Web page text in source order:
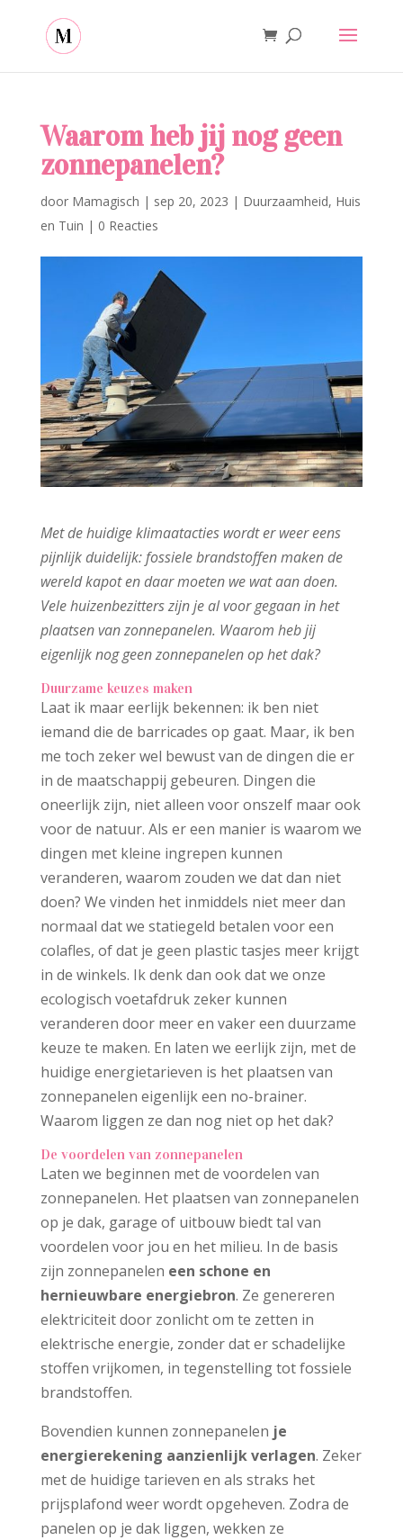
Waarom heb jij nog geen
zonnepanelen?
door Mamagisch | sep 20, 2023 | Duurzaamheid, Huis
en Tuin | 0 Reacties
Met de huidige klimaatacties wordt er weer eens
pijnlijk duidelijk: fossiele brandstoffen maken de
wereld kapot en daar moeten we wat aan doen.
Vele huizenbezitters zijn je al voor gegaan in het
plaatsen van zonnepanelen. Waarom heb jij
eigenlijk nog geen zonnepanelen op het dak?
Duurzame keuzes maken
Laat ik maar eerlijk bekennen: ik ben niet
iemand die de barricades op gaat. Maar, ik ben
me toch zeker wel bewust van de dingen die er
in de maatschappij gebeuren. Dingen die
oneerlijk zijn, niet alleen voor onszelf maar ook
voor de natuur. Als er een manier is waarom we
dingen met kleine ingrepen kunnen
veranderen, waarom zouden we dat dan niet
doen? We vinden het inmiddels niet meer dan
normaal dat we statiegeld betalen voor een
colafles, of dat je geen plastic tasjes meer krijgt
in de winkels. Ik denk dan ook dat we onze
ecologisch voetafdruk zeker kunnen
veranderen door meer en vaker een duurzame
keuze te maken. En laten we eerlijk zijn, met de
huidige energietarieven is het plaatsen van
zonnepanelen eigenlijk een no-brainer.
Waarom liggen ze dan nog niet op het dak?
De voordelen van zonnepanelen
Laten we beginnen met de voordelen van
zonnepanelen. Het plaatsen van zonnepanelen
op je dak, garage of uitbouw biedt tal van
voordelen voor jou en het milieu. In de basis
zijn zonnepanelen een schone en
hernieuwbare energiebron. Ze genereren
elektriciteit door zonlicht om te zetten in
elektrische energie, zonder dat er schadelijke
stoffen vrijkomen, in tegenstelling tot fossiele
brandstoffen.
Bovendien kunnen zonnepanelen je
energierekening aanzienlijk verlagen. Zeker
met de huidige tarieven en als straks het
prijsplafond weer wordt opgeheven. Zodra de
panelen op je dak liggen, wekken ze